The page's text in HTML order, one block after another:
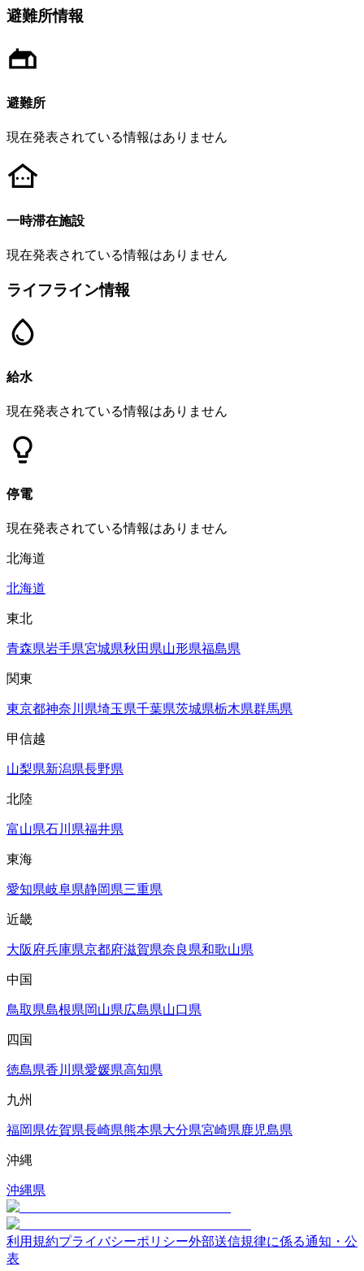
避難所情報
避難所
現在発表されている情報はありません
一時滞在施設
現在発表されている情報はありません
ライフライン情報
給水
現在発表されている情報はありません
停電
現在発表されている情報はありません
北海道
北海道
東北
青森県岩手県宮城県秋田県山形県福島県
関東
東京都神奈川県埼玉県千葉県茨城県栃木県群馬県
甲信越
山梨県新潟県長野県
北陸
富山県石川県福井県
東海
愛知県岐阜県静岡県三重県
近畿
大阪府兵庫県京都府滋賀県奈良県和歌山県
中国
鳥取県島根県岡山県広島県山口県
四国
徳島県香川県愛媛県高知県
九州
福岡県佐賀県長崎県熊本県大分県宮崎県鹿児島県
沖縄
沖縄県
利用規約プライバシーポリシー外部送信規律に係る通知・公
表